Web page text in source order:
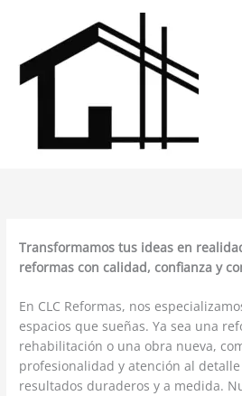
contenido
Transformamos tus ideas en
reformas con calidad, confianza y
En CLC Reformas, nos
espacios que sueñas. Ya sea una
rehabilitación o una obra nueva,
profesionalidad y atención al
resultados duraderos y a medida.